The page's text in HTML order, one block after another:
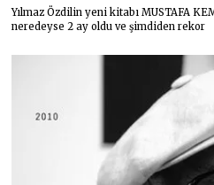
Yılmaz Özdilin yeni kitabı MUSTAFA
neredeyse 2 ay oldu ve şimdiden rekor